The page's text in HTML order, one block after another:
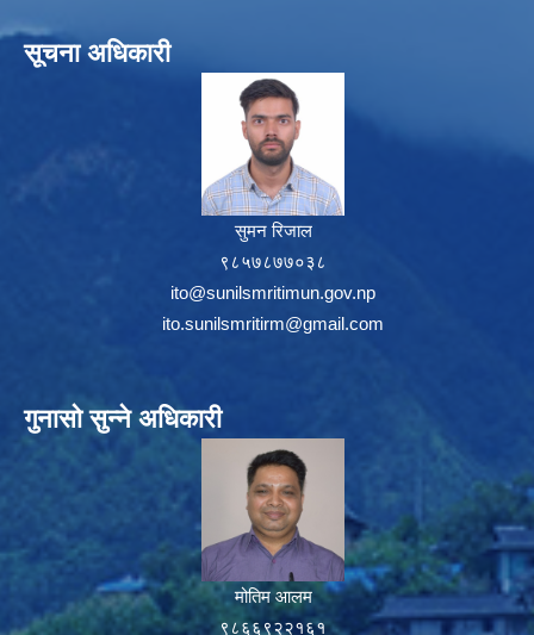
सूचना अधिकारी
सुमन रिजाल
९८५७८७७०३८
ito@sunilsmritimun.gov.np
ito.sunilsmritirm@gmail.com
गुनासो सुन्ने अधिकारी
मोतिम आलम
९८६६९२२१६१